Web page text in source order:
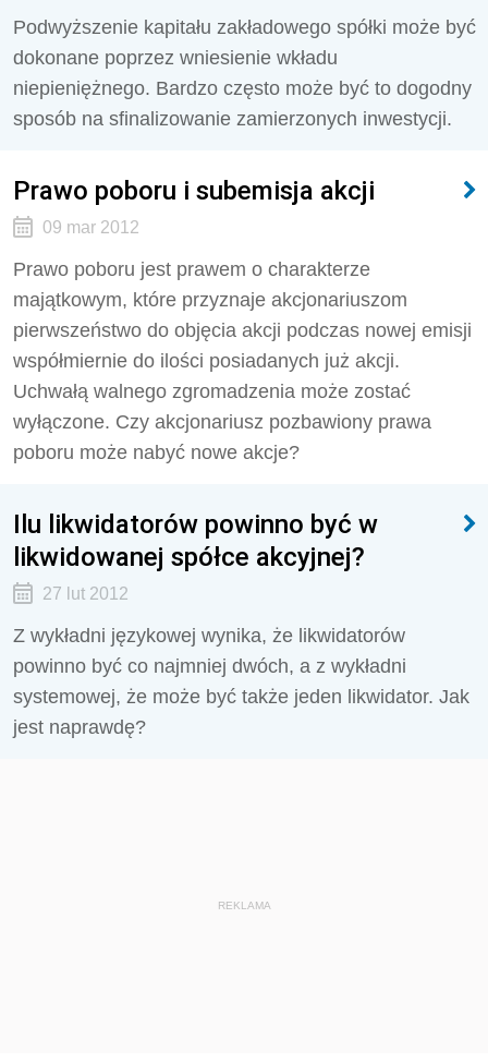
Podwyższenie kapitału zakładowego spółki może być
dokonane poprzez wniesienie wkładu
niepieniężnego. Bardzo często może być to dogodny
sposób na sfinalizowanie zamierzonych inwestycji.
Prawo poboru i subemisja akcji
09 mar 2012
Prawo poboru jest prawem o charakterze
majątkowym, które przyznaje akcjonariuszom
pierwszeństwo do objęcia akcji podczas nowej emisji
współmiernie do ilości posiadanych już akcji.
Uchwałą walnego zgromadzenia może zostać
wyłączone. Czy akcjonariusz pozbawiony prawa
poboru może nabyć nowe akcje?
Ilu likwidatorów powinno być w
likwidowanej spółce akcyjnej?
27 lut 2012
Z wykładni językowej wynika, że likwidatorów
powinno być co najmniej dwóch, a z wykładni
systemowej, że może być także jeden likwidator. Jak
jest naprawdę?
REKLAMA